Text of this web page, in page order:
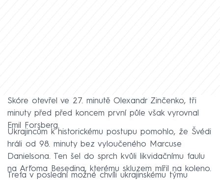
Skóre otevřel ve 27. minutě Olexandr Zinčenko, tři
minuty před před koncem první půle však vyrovnal
Emil Forsberg.
Ukrajincům k historickému postupu pomohlo, že Švédi
hráli od 98. minuty bez vyloučeného Marcuse
Danielsona. Ten šel do sprch kvůli likvidačnímu faulu
na Arťoma Besedina, kterému skluzem mířil na koleno.
Trefa v poslední možné chvíli ukrajinskému týmu